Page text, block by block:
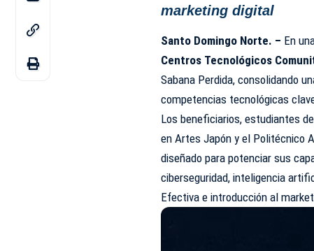
marketing digital
Santo Domingo Norte. – En
Centros Tecnológicos
Sabana Perdida, consolidando
competencias tecnológicas
Los beneficiarios, estudiantes
en Artes Japón y el Politécnico
diseñado para potenciar sus
ciberseguridad, inteligencia
Efectiva e introducción al